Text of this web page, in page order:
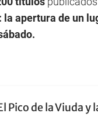
la apertura de un
Pico de la Viuda y